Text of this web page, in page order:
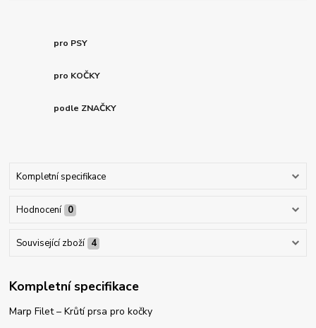
pro PSY
pro KOČKY
podle ZNAČKY
Kompletní specifikace
Hodnocení 0
Související zboží 4
Kompletní specifikace
Marp Filet – Krůtí prsa pro kočky